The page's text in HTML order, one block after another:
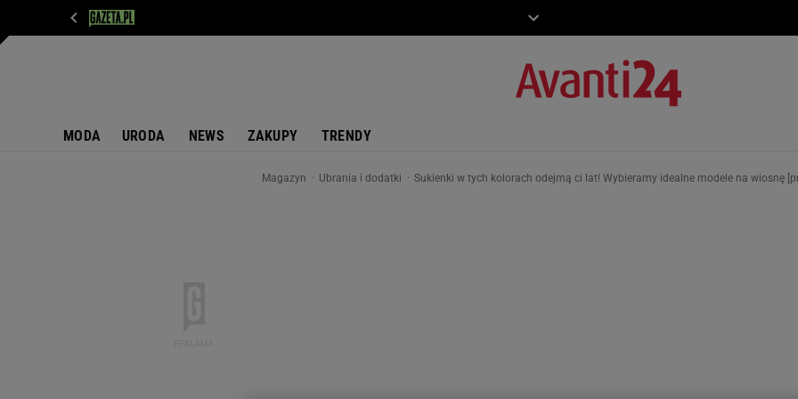
MODA URODA NEWS ZAKUPY TRENDY
Magazyn Ubrania i dodatki Sukienki w tych kolorach odejmą ci lat! Wybieramy idealne modele na wiosnę